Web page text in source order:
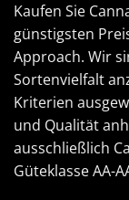
Kaufen Sie
günstigsten
Approach. Wir
Sortenvielfalt
Kriterien
und Qualität
ausschließlich
Güteklasse AA-